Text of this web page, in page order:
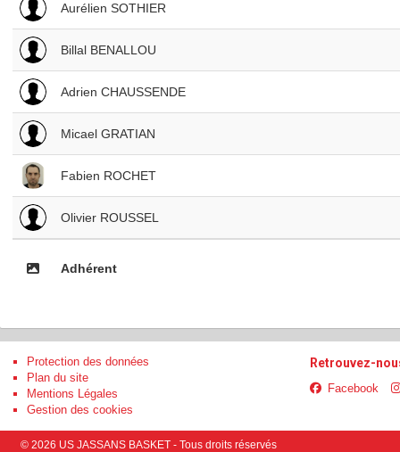
Aurélien SOTHIER
Billal BENALLOU
Adrien CHAUSSENDE
Micael GRATIAN
Fabien ROCHET
Olivier ROUSSEL
Adhérent
Protection des données
Plan du site
Mentions Légales
Gestion des cookies
Retrouvez-
Facebook
© 2026 US JASSANS BASKET - Tous droits réservés